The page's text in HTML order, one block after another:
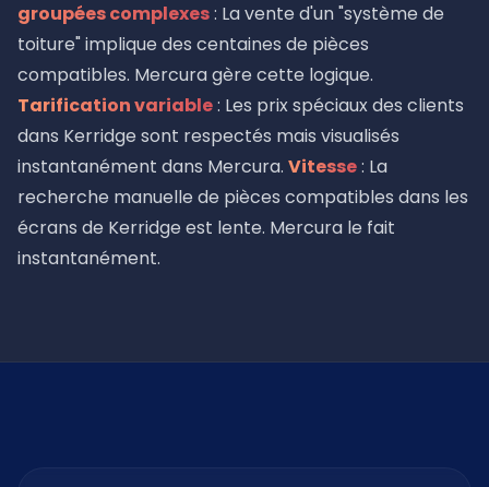
groupées complexes: La vente d'un "système de
toiture" implique des centaines de pièces
compatibles. Mercura gère cette logique.
Tarification variable: Les prix spéciaux des clients
dans Kerridge sont respectés mais visualisés
instantanément dans Mercura. Vitesse: La
recherche manuelle de pièces compatibles dans les
écrans de Kerridge est lente. Mercura le fait
instantanément.